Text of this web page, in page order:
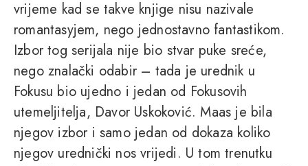
vrijeme kad se takve knjige nisu nazivale
romantasyjem, nego jednostavno fantastikom.
Izbor tog serijala nije bio stvar puke sreće,
nego znalački odabir – tada je urednik u
Fokusu bio ujedno i jedan od Fokusovih
utemeljitelja, Davor Uskoković. Maas je bila
njegov izbor i samo jedan od dokaza koliko
njegov urednički nos vrijedi. U tom trenutku